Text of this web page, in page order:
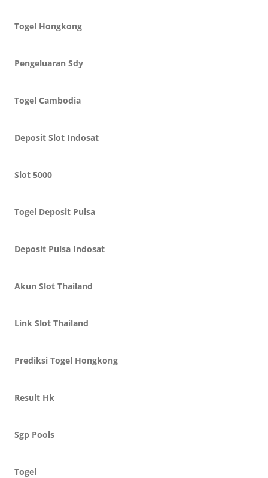
Togel Hongkong
Pengeluaran Sdy
Togel Cambodia
Deposit Slot Indosat
Slot 5000
Togel Deposit Pulsa
Deposit Pulsa Indosat
Akun Slot Thailand
Link Slot Thailand
Prediksi Togel Hongkong
Result Hk
Sgp Pools
Togel